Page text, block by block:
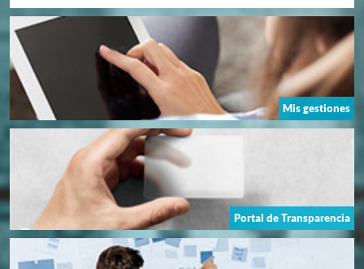
Mis gestiones
Portal de Transparencia